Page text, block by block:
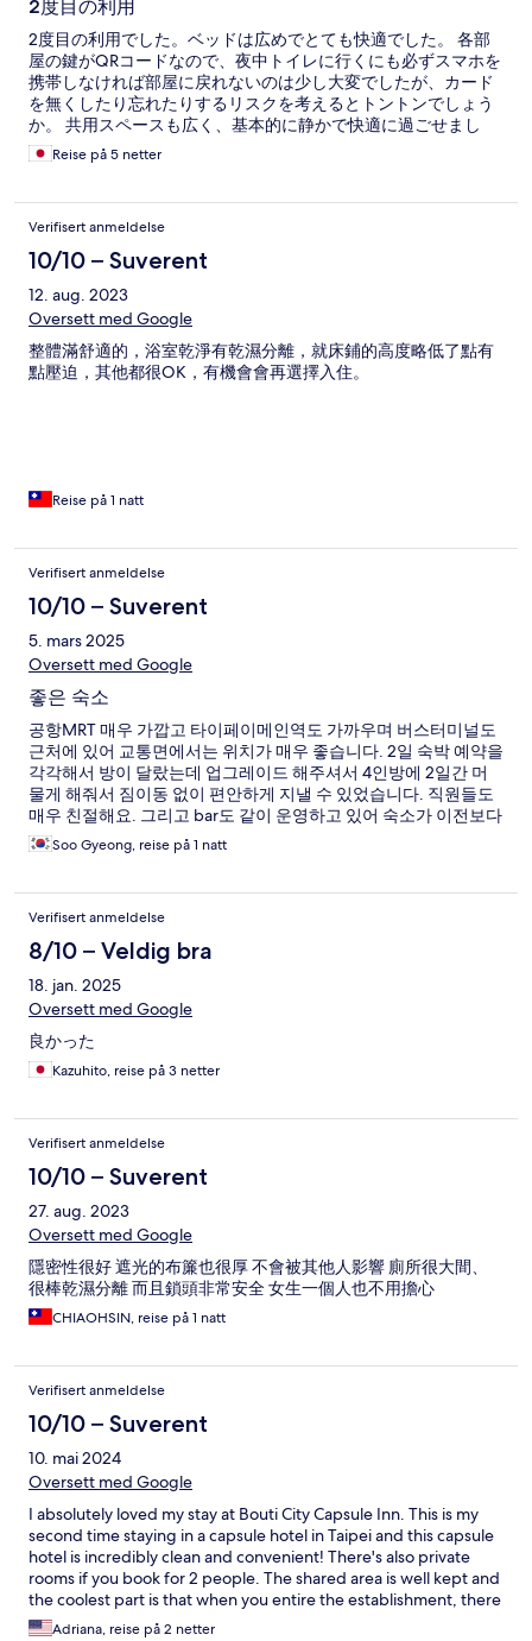
2度目の利用
2度目の利用でした。ベッドは広めでとても快適でした。 各部
屋の鍵がQRコードなので、夜中トイレに行くにも必ずスマホを
携帯しなければ部屋に戻れないのは少し大変でしたが、カード
を無くしたり忘れたりするリスクを考えるとトントンでしょう
か。 共用スペースも広く、基本的に静かで快適に過ごせまし
た。Reise på 5 netter
Verifisert anmeldelse
10/10 – Suverent
12. aug. 2023
Oversett med Google
整體滿舒適的，浴室乾淨有乾濕分離，就床鋪的高度略低了點有
點壓迫，其他都很OK，有機會會再選擇入住。
Reise på 1 natt
Verifisert anmeldelse
10/10 – Suverent
5. mars 2025
Oversett med Google
좋은 숙소
공항MRT 매우 가깝고 타이페이메인역도 가까우며 버스터미널도
근처에 있어 교통면에서는 위치가 매우 좋습니다. 2일 숙박 예약을
각각해서 방이 달랐는데 업그레이드 해주셔서 4인방에 2일간 머
물게 해줘서 짐이동 없이 편안하게 지낼 수 있었습니다. 직원들도
매우 친절해요. 그리고 bar도 같이 운영하고 있어 숙소가 이전보다
활기찬 느낌입니다. 감사합니다.
Soo Gyeong, reise på 1 natt
Verifisert anmeldelse
8/10 – Veldig bra
18. jan. 2025
Oversett med Google
良かった
Kazuhito, reise på 3 netter
Verifisert anmeldelse
10/10 – Suverent
27. aug. 2023
Oversett med Google
隱密性很好 遮光的布簾也很厚 不會被其他人影響 廁所很大間、
很棒乾濕分離 而且鎖頭非常安全 女生一個人也不用擔心
CHIAOHSIN, reise på 1 natt
Verifisert anmeldelse
10/10 – Suverent
10. mai 2024
Oversett med Google
I absolutely loved my stay at Bouti City Capsule Inn. This is my
second time staying in a capsule hotel in Taipei and this capsule
hotel is incredibly clean and convenient! There's also private
rooms if you book for 2 people. The shared area is well kept and
the coolest part is that when you entire the establishment, there
is a bar!Adriana, reise på 2 netter